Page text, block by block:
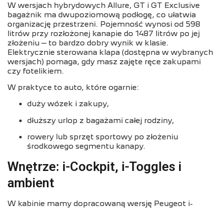
W wersjach hybrydowych Allure, GT i GT Exclusive
bagażnik ma dwupoziomową podłogę, co ułatwia
organizację przestrzeni. Pojemność wynosi od 598
litrów przy rozłożonej kanapie do 1487 litrów po jej
złożeniu – to bardzo dobry wynik w klasie.
Elektrycznie sterowana klapa (dostępna w wybranych
wersjach) pomaga, gdy masz zajęte ręce zakupami
czy fotelikiem.
W praktyce to auto, które ogarnie:
duży wózek i zakupy,
dłuższy urlop z bagażami całej rodziny,
rowery lub sprzęt sportowy po złożeniu
środkowego segmentu kanapy.
Wnętrze: i-Cockpit, i-Toggles i
ambient
W kabinie mamy dopracowaną wersję Peugeot i-